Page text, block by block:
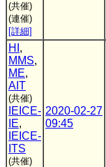
(共催)
(連催)
[詳細]
HI ,
MMS,
ME,
AIT
(共催)
IEICE-
IE,
IEICE-
ITS
(共催)
2020-02-27
09:45